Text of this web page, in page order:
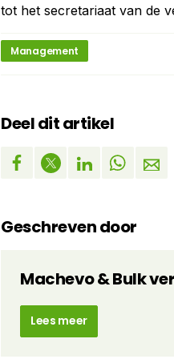
tot het secretariaat van de
Management
Deel dit artikel
Geschreven door
Machevo & Bulk
Lees meer